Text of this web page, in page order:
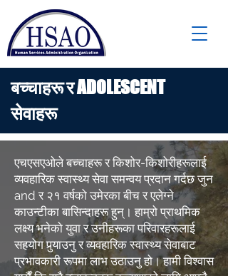
बच्चाहरू र ADOLESCENT
सेवाहरू
एचएसएओले बच्चाहरू र किशोर-किशोरीहरूलाई
व्यवहारिक स्वास्थ्य सेवा समन्वय प्रदान गर्दछ जुन
and र २१ वर्षको उमेरका बीच र एलेग्ने
काउन्टीका बासिन्दाहरू हुन्। हाम्रो प्राथमिक
लक्ष्य भनेको युवा र उनीहरूका परिवारहरूलाई
सहयोग पुर्‍याउनु र व्यवहारिक स्वास्थ्य सेवाबाट
प्रभावकारी रूपमा लाभ उठाउनु हो। हामी विश्वास